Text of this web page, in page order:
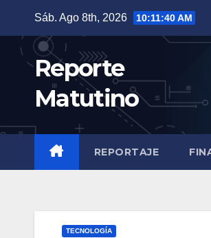
contenido
Sáb. Ago 8th, 2026 10:11:42 AM
Reporte
Matutino
REPORTAJE
TECNOLOGÍA